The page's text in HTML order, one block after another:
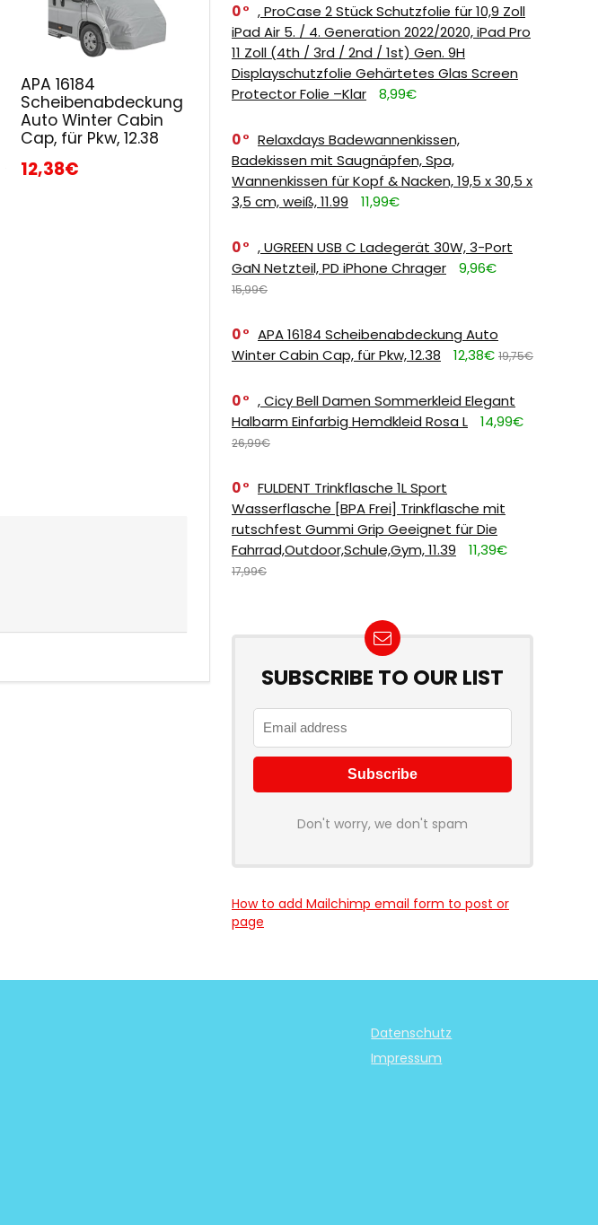
APA 16184
Scheibenabdeckung
Auto Winter Cabin
Cap, für Pkw, 12.38
12,38€
0
, ProCase 2 Stück Schutzfolie für 10,9 Zoll
iPad Air 5. / 4. Generation 2022/2020, iPad Pro
11 Zoll (4th / 3rd / 2nd / 1st) Gen. 9H
Displayschutzfolie Gehärtetes Glas Screen
Protector Folie –Klar
8,99€
0
Relaxdays Badewannenkissen,
Badekissen mit Saugnäpfen, Spa,
Wannenkissen für Kopf & Nacken, 19,5 x 30,5 x
3,5 cm, weiß, 11.99
11,99€
0
, UGREEN USB C Ladegerät 30W, 3-Port
GaN Netzteil, PD iPhone Chrager
9,96€
15,99€
0
APA 16184 Scheibenabdeckung Auto
Winter Cabin Cap, für Pkw, 12.38
12,38€ 19,75€
0
, Cicy Bell Damen Sommerkleid Elegant
Halbarm Einfarbig Hemdkleid Rosa L
14,99€
26,99€
0
FULDENT Trinkflasche 1L Sport
Wasserflasche [BPA Frei] Trinkflasche mit
rutschfest Gummi Grip Geeignet für Die
Fahrrad,Outdoor,Schule,Gym, 11.39
11,39€
17,99€
SUBSCRIBE TO OUR LIST
Don't worry, we don't spam
How to add Mailchimp email form to post or
page
Datenschutz
Impressum